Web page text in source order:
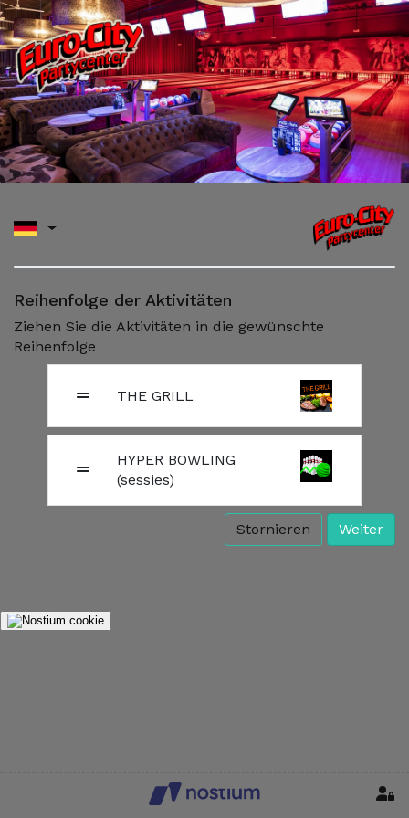
Reihenfolge der Aktivitäten
Ziehen Sie die Aktivitäten in die gewünschte
Reihenfolge
THE GRILL
HYPER BOWLING
(sessies)
Stornieren Weiter